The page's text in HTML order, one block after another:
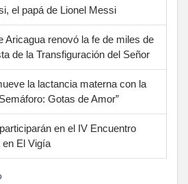
el papá de Lionel Messi
Aricagua renovó la fe de miles de
de la Transfiguración del Señor
la lactancia materna con la
Gotas de Amor”
en el IV Encuentro
en El Vigía